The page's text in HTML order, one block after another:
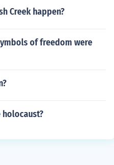
Creek happen?
of freedom were